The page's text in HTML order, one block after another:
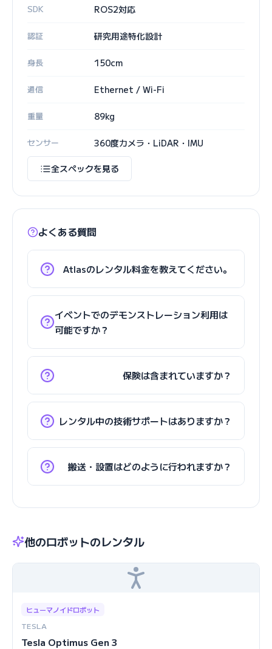
SDK ROS2対応
認証 研究用途特化設計
身長 150cm
通信 Ethernet / Wi-Fi
重量 89kg
センサー 360度カメラ・LiDAR・IMU
全スペックを見る
よくある質問
Atlasのレンタル料金を教えてください。
イベントでのデモンストレーション利用は
可能ですか？
保険は含まれていますか？
レンタル中の技術サポートはありますか？
搬送・設置はどのように行われますか？
他のロボットのレンタル
ヒューマノイドロボット
TESLA
Tesla Optimus Gen 3